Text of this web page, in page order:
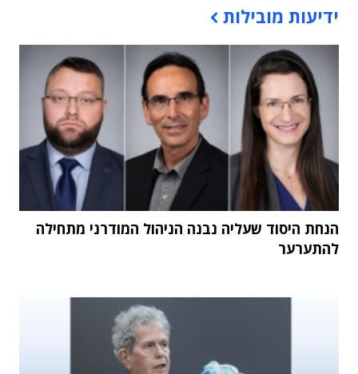
ידיעות מובילות
הנחת היסוד שעליה נבנה הניהול המודרני מתחילה
להתערער